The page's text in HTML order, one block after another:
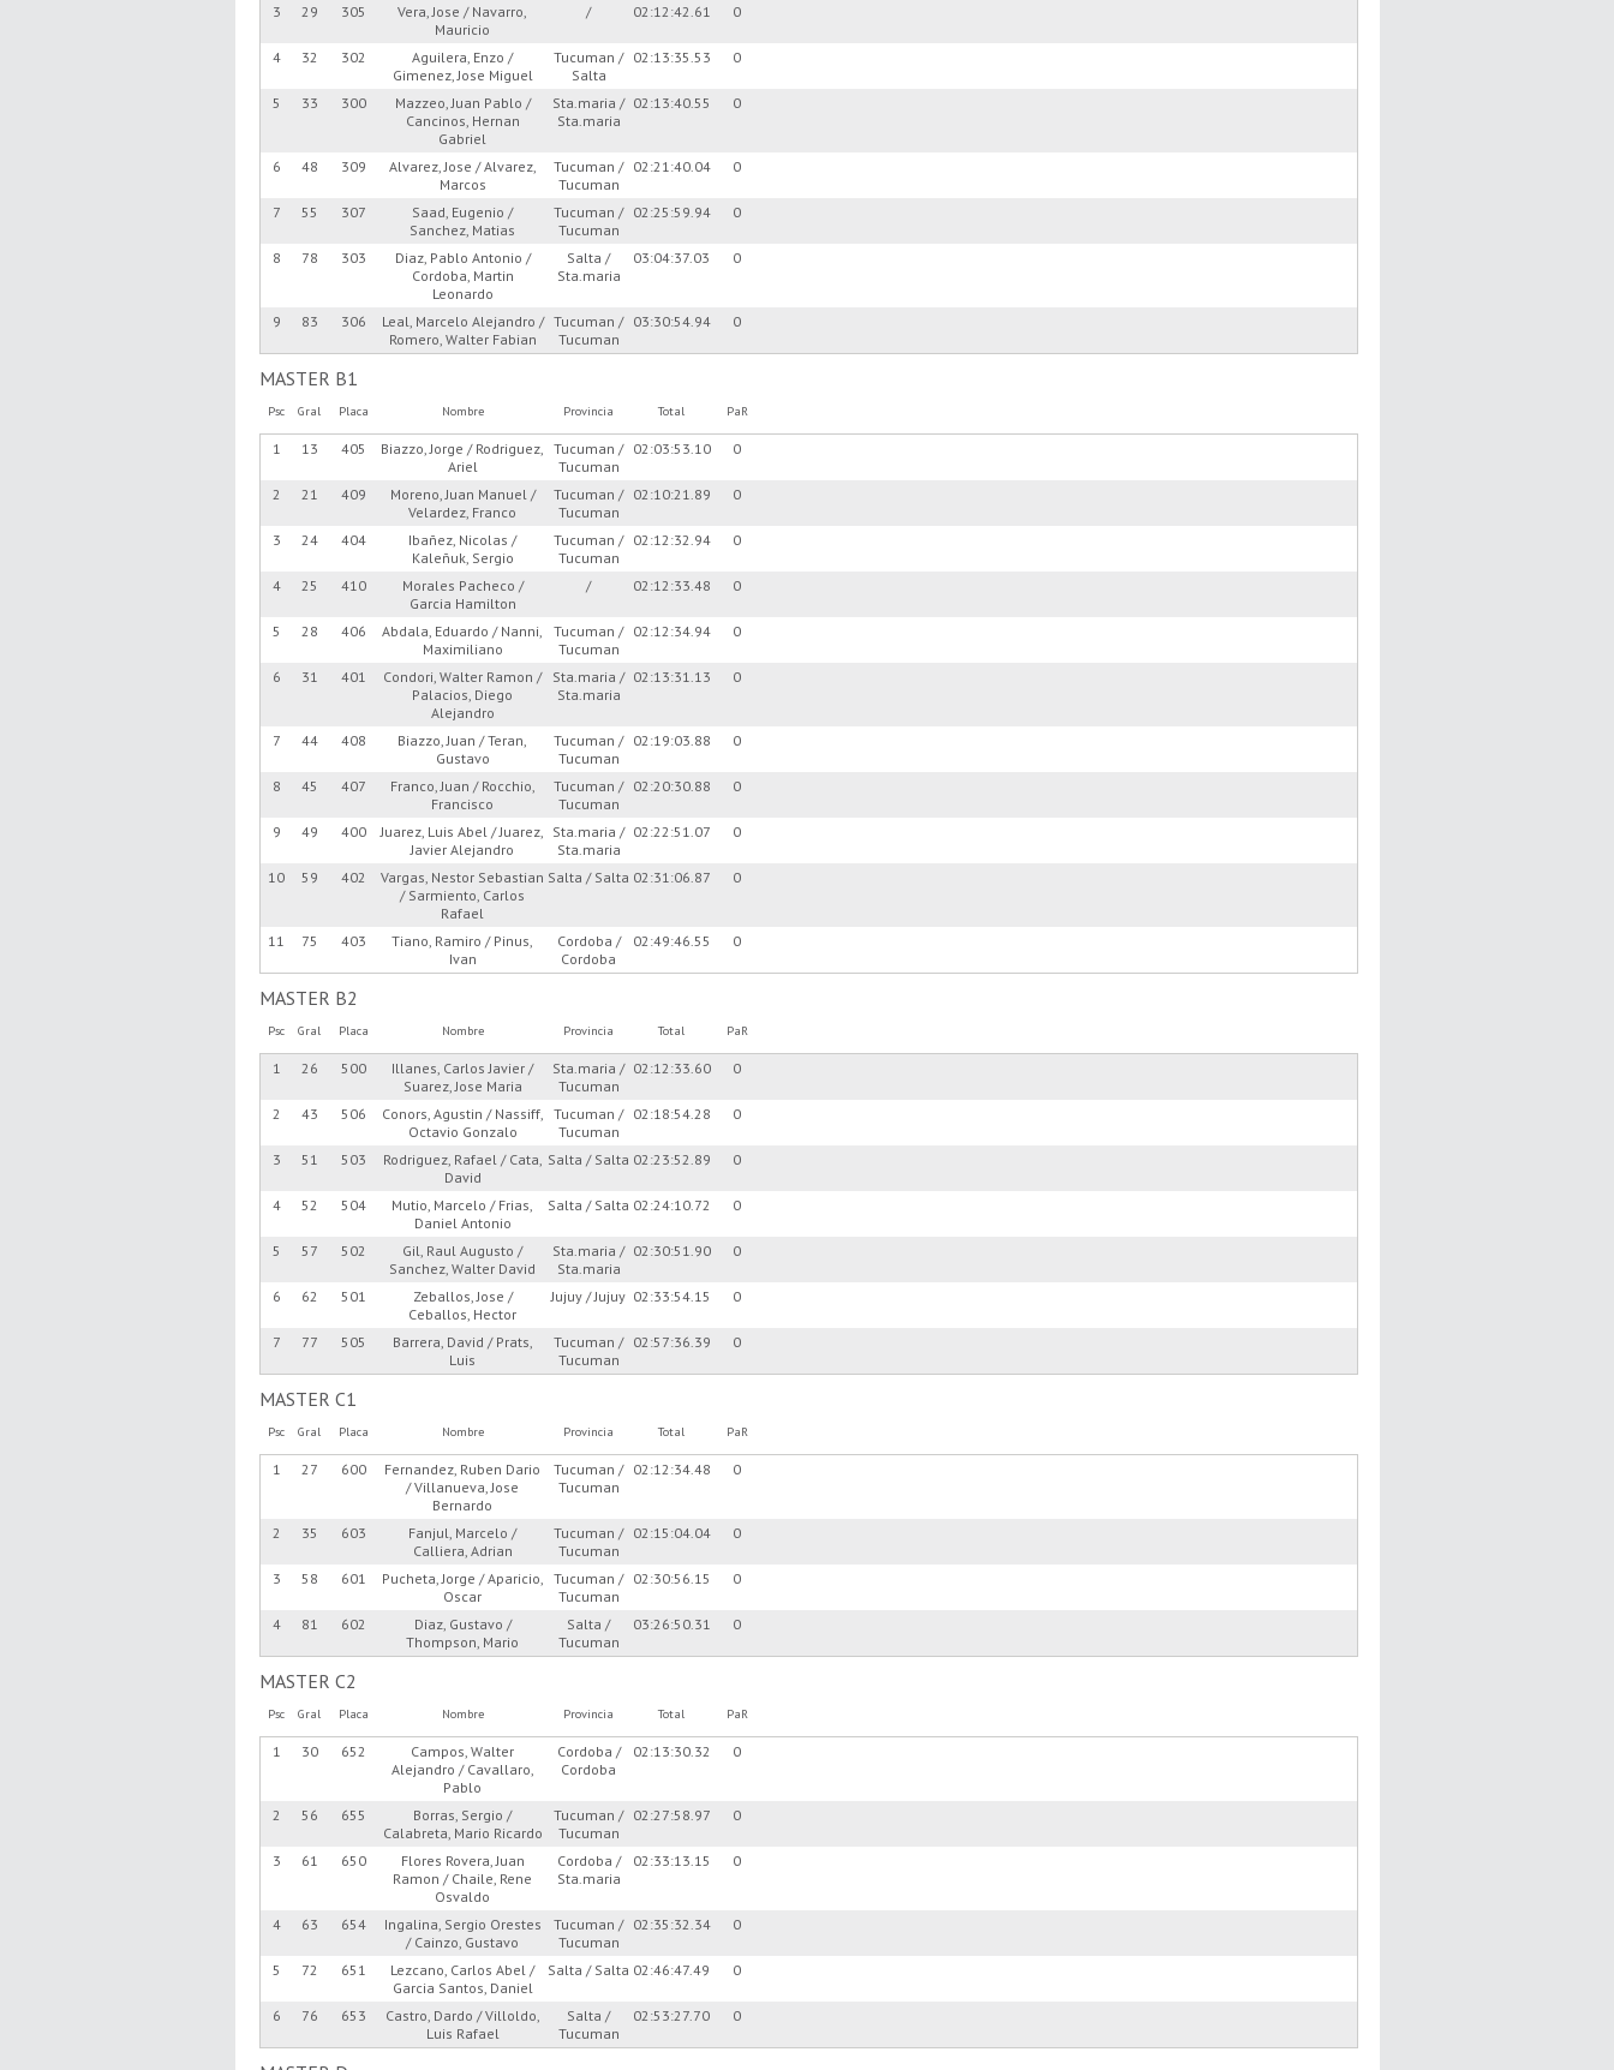
3 29 305
Vera, Jose / Navarro,
Mauricio
/ 02:12:42.61 0
4 32 302
Aguilera, Enzo /
Gimenez, Jose Miguel
Tucuman /
Salta
02:13:35.53 0
5 33 300
Mazzeo, Juan Pablo /
Cancinos, Hernan
Gabriel
Sta.maria /
Sta.maria
02:13:40.55 0
6 48 309
Alvarez, Jose / Alvarez,
Marcos
Tucuman /
Tucuman
02:21:40.04 0
7 55 307
Saad, Eugenio /
Sanchez, Matias
Tucuman /
Tucuman
02:25:59.94 0
8 78 303
Diaz, Pablo Antonio /
Cordoba, Martin
Leonardo
Salta /
Sta.maria
03:04:37.03 0
9 83 306
Leal, Marcelo Alejandro /
Romero, Walter Fabian
Tucuman /
Tucuman
03:30:54.94 0
MASTER B1
Psc Gral Placa Nombre Provincia Total PaR
1 13 405
Biazzo, Jorge / Rodriguez,
Ariel
Tucuman /
Tucuman
02:03:53.10 0
2 21 409
Moreno, Juan Manuel /
Velardez, Franco
Tucuman /
Tucuman
02:10:21.89 0
3 24 404
Ibañez, Nicolas /
Kaleñuk, Sergio
Tucuman /
Tucuman
02:12:32.94 0
4 25 410
Morales Pacheco /
Garcia Hamilton
/ 02:12:33.48 0
5 28 406
Abdala, Eduardo / Nanni,
Maximiliano
Tucuman /
Tucuman
02:12:34.94 0
6 31 401
Condori, Walter Ramon /
Palacios, Diego
Alejandro
Sta.maria /
Sta.maria
02:13:31.13 0
7 44 408
Biazzo, Juan / Teran,
Gustavo
Tucuman /
Tucuman
02:19:03.88 0
8 45 407
Franco, Juan / Rocchio,
Francisco
Tucuman /
Tucuman
02:20:30.88 0
9 49 400
Juarez, Luis Abel / Juarez,
Javier Alejandro
Sta.maria /
Sta.maria
02:22:51.07 0
10 59 402
Vargas, Nestor Sebastian
/ Sarmiento, Carlos
Rafael
Salta / Salta 02:31:06.87 0
11 75 403
Tiano, Ramiro / Pinus,
Ivan
Cordoba /
Cordoba
02:49:46.55 0
MASTER B2
Psc Gral Placa Nombre Provincia Total PaR
1 26 500
Illanes, Carlos Javier /
Suarez, Jose Maria
Sta.maria /
Tucuman
02:12:33.60 0
2 43 506
Conors, Agustin / Nassiff,
Octavio Gonzalo
Tucuman /
Tucuman
02:18:54.28 0
3 51 503
Rodriguez, Rafael / Cata,
David
Salta / Salta 02:23:52.89 0
4 52 504
Mutio, Marcelo / Frias,
Daniel Antonio
Salta / Salta 02:24:10.72 0
5 57 502
Gil, Raul Augusto /
Sanchez, Walter David
Sta.maria /
Sta.maria
02:30:51.90 0
6 62 501
Zeballos, Jose /
Ceballos, Hector
Jujuy / Jujuy 02:33:54.15 0
7 77 505
Barrera, David / Prats,
Luis
Tucuman /
Tucuman
02:57:36.39 0
MASTER C1
Psc Gral Placa Nombre Provincia Total PaR
1 27 600
Fernandez, Ruben Dario
/ Villanueva, Jose
Bernardo
Tucuman /
Tucuman
02:12:34.48 0
2 35 603
Fanjul, Marcelo /
Calliera, Adrian
Tucuman /
Tucuman
02:15:04.04 0
3 58 601
Pucheta, Jorge / Aparicio,
Oscar
Tucuman /
Tucuman
02:30:56.15 0
4 81 602
Diaz, Gustavo /
Thompson, Mario
Salta /
Tucuman
03:26:50.31 0
MASTER C2
Psc Gral Placa Nombre Provincia Total PaR
1 30 652
Campos, Walter
Alejandro / Cavallaro,
Pablo
Cordoba /
Cordoba
02:13:30.32 0
2 56 655
Borras, Sergio /
Calabreta, Mario Ricardo
Tucuman /
Tucuman
02:27:58.97 0
3 61 650
Flores Rovera, Juan
Ramon / Chaile, Rene
Osvaldo
Cordoba /
Sta.maria
02:33:13.15 0
4 63 654
Ingalina, Sergio Orestes
/ Cainzo, Gustavo
Tucuman /
Tucuman
02:35:32.34 0
5 72 651
Lezcano, Carlos Abel /
Garcia Santos, Daniel
Salta / Salta 02:46:47.49 0
6 76 653
Castro, Dardo / Villoldo,
Luis Rafael
Salta /
Tucuman
02:53:27.70 0